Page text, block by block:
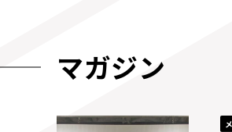
マガジン